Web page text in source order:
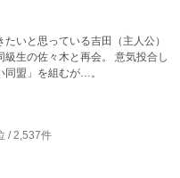
いと思っている吉田（主人公）
生の佐々木と再会。 意気投合し
同盟」を組むが…。
/ 2,537件